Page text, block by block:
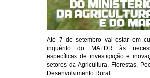
Até 7 de setembro vai estar em
inquérito do MAFDR às
específicas de investigação e
setores da Agricultura, Florestas,
Desenvolvimento Rural.